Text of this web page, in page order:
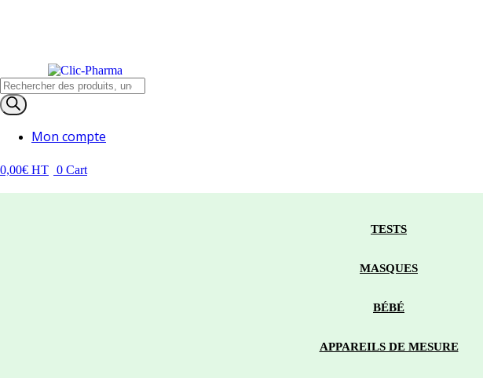
0,00€HT 0 Cart
Recherche
de
produits
Mon compte
0,00€ HT 0 Cart
TESTS
MASQUES
BÉBÉ
APPAREILS DE MESURE